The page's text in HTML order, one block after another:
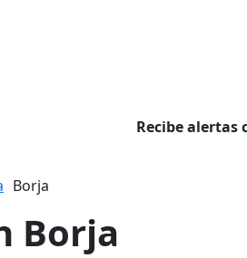
Recibe alertas
Borja
Borja